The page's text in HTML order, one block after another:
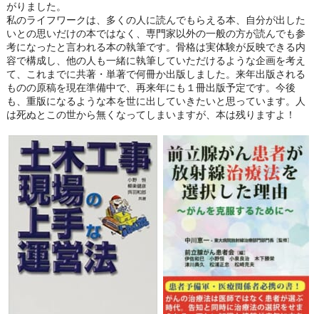
がりました。
私のライフワークは、多くの人に読んでもらえる本、自分が出した
いとの思いだけの本ではなく、専門家以外の一般の方が読んでも参
考になったと言われる本の執筆です。骨格は実体験が反映できる内
容で構成し、他の人も一緒に執筆していただけるような企画を考え
て、これまでに共著・単著で何冊か出版しました。来年出版される
ものの原稿を現在準備中で、再来年にも１冊出版予定です。今後
も、重版になるような本を世に出していきたいと思っています。人
は死ぬとこの世から無くなってしまいますが、本は残りますよ！